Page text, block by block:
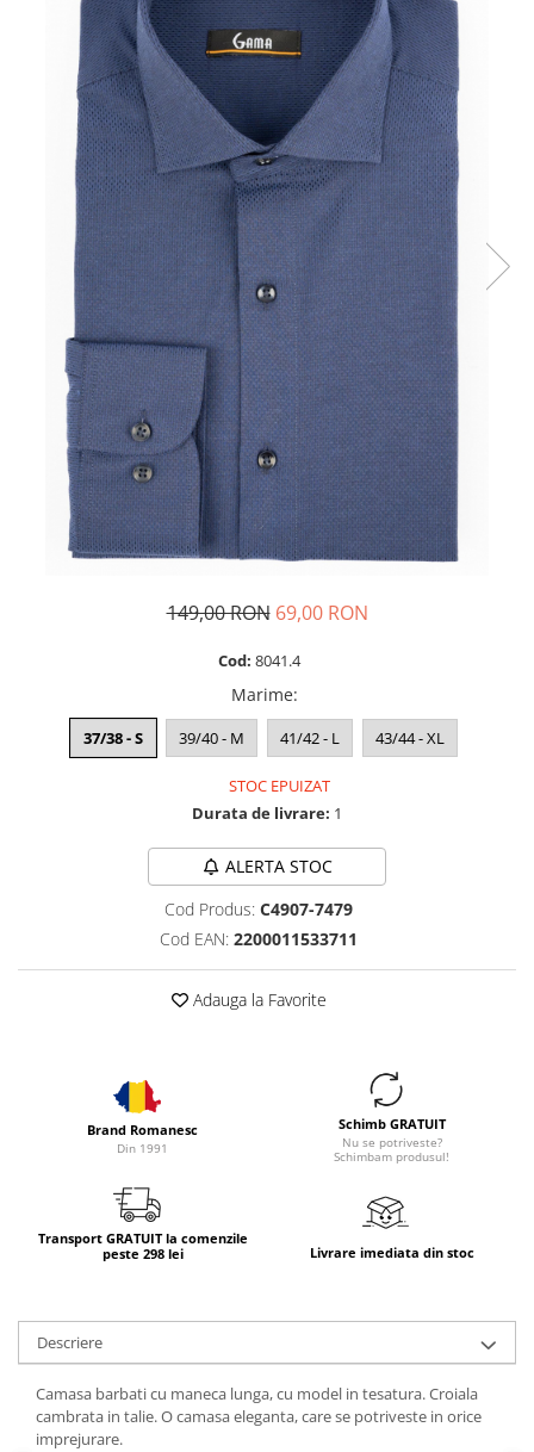
149,00 RON 69,00 RON
Cod: 8041.4
Marime:
37/38 - S 39/40 - M 41/42 - L 43/44 - XL
STOC EPUIZAT
Durata de livrare: 1
ALERTA STOC
Cod Produs: C4907-7479
Cod EAN: 2200011533711
Adauga la Favorite
Brand Romanesc
Din 1991
Schimb GRATUIT
Nu se potriveste?
Schimbam produsul!
Transport GRATUIT la comenzile
peste 298 lei
Livrare imediata din stoc
Descriere
Camasa barbati cu maneca lunga, cu model in tesatura. Croiala
cambrata in talie. O camasa eleganta, care se potriveste in orice
imprejurare.